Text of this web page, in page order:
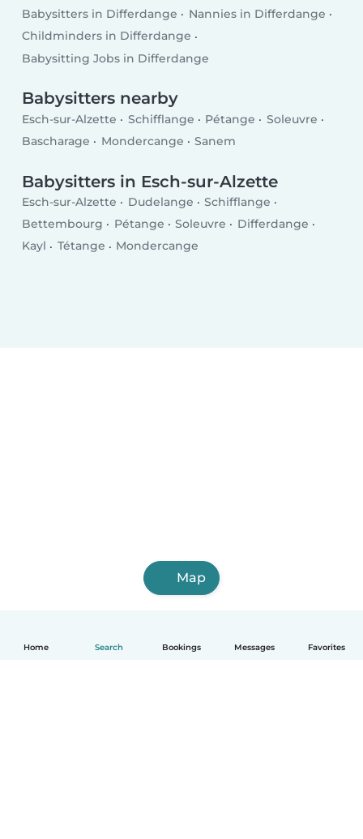
Home Search Bookings Messages Favorites
Babysitters in Differdange
Nannies in Differdange
Childminders in Differdange
Babysitting Jobs in Differdange
Babysitters nearby
Esch-sur-Alzette Schifflange Pétange
Soleuvre
Bascharage
Mondercange Sanem
Babysitters in Esch-sur-Alzette
Esch-sur-Alzette Dudelange
Schifflange
Bettembourg
Pétange Soleuvre
Differdange
Kayl
Tétange Mondercange
Map